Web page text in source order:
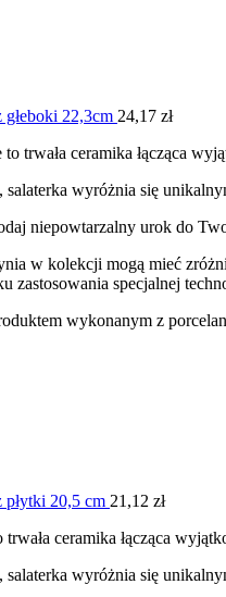
głeboki 22,3cm 24,17 zł
trwała ceramika łącząca
wyróżnia się
niepowtarzalny urok do
w kolekcji mogą mieć
zastosowania specjalnej
wykonanym z
płytki 20,5 cm 21,12 zł
ceramika łącząca
wyróżnia się